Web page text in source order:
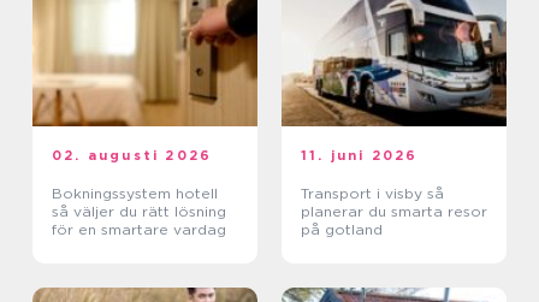
02. augusti 2026
Bokningssystem hotell
så väljer du rätt lösning
för en smartare vardag
11. juni 2026
Transport i visby så
planerar du smarta resor
på gotland